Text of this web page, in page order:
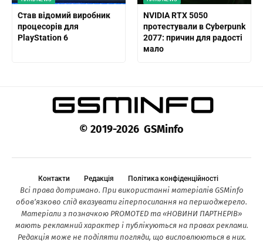
Став відомий виробник
процесорів для
PlayStation 6
NVIDIA RTX 5050
протестували в Cyberpunk
2077: причин для радості
мало
© 2019-2026 GSMinfo
Контакти Редакція Політика конфіденційності
Всі права дотримано. При використанні матеріалів GSMinfo
обов’язково слід вказувати гіперпосилання на першоджерело.
Матеріали з позначкою PROMOTED та «НОВИНИ ПАРТНЕРІВ»
мають рекламний характер і публікуються на правах реклами.
Редакція може не поділяти погляди, що висловлюються в них.